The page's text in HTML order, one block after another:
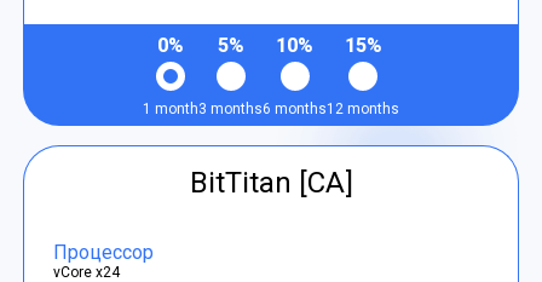
0%
1 month
5%
3 months
10%
6 months
15%
12 months
BitTitan [CA]
Процессор
vCore x24